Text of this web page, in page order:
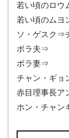
若い頃のロウ
若い頃のムヨ
ソ・ゲスク⇒
ボラ夫⇒
ボラ妻⇒
チャン・ギョ
赤目理事長ア
ホン・チャ